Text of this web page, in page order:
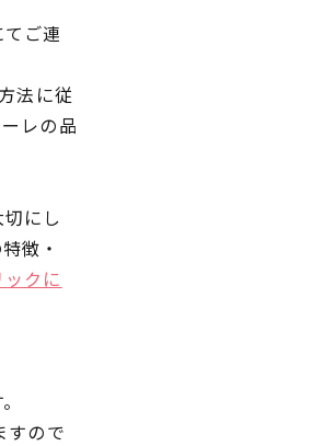
ご連
法に従
レの品
にし
徴・
クに
すので